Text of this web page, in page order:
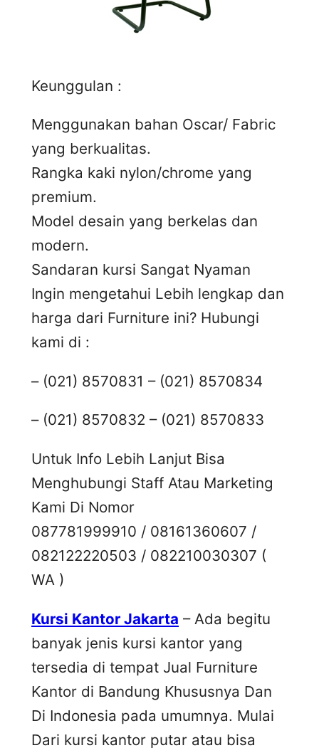
Keunggulan :
Menggunakan bahan Oscar/ Fabric
yang berkualitas.
Rangka kaki nylon/chrome yang
premium.
Model desain yang berkelas dan
modern.
Sandaran kursi Sangat Nyaman
Ingin mengetahui Lebih lengkap dan
harga dari Furniture ini? Hubungi
kami di :
– (021) 8570831 – (021) 8570834
– (021) 8570832 – (021) 8570833
Untuk Info Lebih Lanjut Bisa
Menghubungi Staff Atau Marketing
Kami Di Nomor
087781999910 / 08161360607 /
082122220503 / 082210030307 (
WA )
Kursi Kantor Jakarta – Ada begitu
banyak jenis kursi kantor yang
tersedia di tempat Jual Furniture
Kantor di Bandung Khususnya Dan
Di Indonesia pada umumnya. Mulai
Dari kursi kantor putar atau bisa